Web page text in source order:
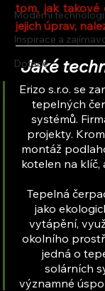
Moderní
Inspirace a
Dotace
tom, jak takové
jejich úprav,
Jaké
Erizo s.r.o. se
tepelných
systémů.
projekty.
montáž
kotelen na
Tepelná
jako
vytápění,
okolního
jedná o
solárních
významné